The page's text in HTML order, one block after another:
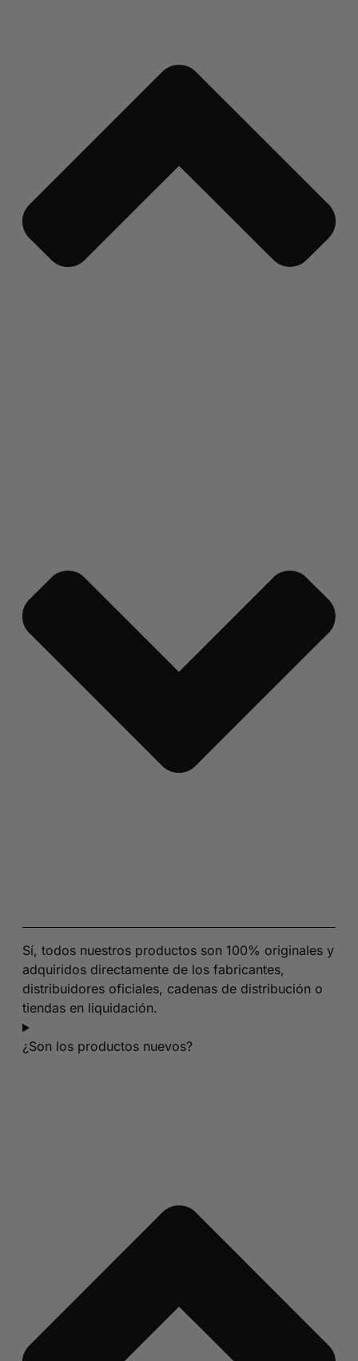
Sí, todos nuestros productos son 100% originales y
adquiridos directamente de los fabricantes,
distribuidores oficiales, cadenas de distribución o
tiendas en liquidación.
¿Son los productos nuevos?